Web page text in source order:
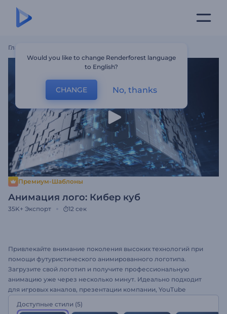
Главная
Премиум-Шаблоны
Анимация лого: Кибер куб
35K+ Экспорт 12 сек
Привлекайте внимание поколения высоких технологий при
помощи футуристического анимированного логотипа.
Загрузите свой логотип и получите профессиональную
анимацию уже через несколько минут. Идеально подходит
для игровых каналов, презентации компании, YouTube
другого. Появление логотипа из кибер куба - ваш идеальный
Доступные стили (5)
Would you like to change Renderforest language
to English?
CHANGE No, thanks